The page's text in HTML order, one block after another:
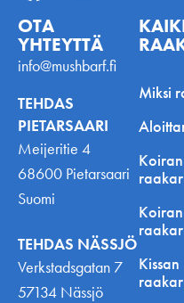
OTA
YHTEYTTÄ
info@mushbarf.fi
TEHDAS
PIETARSAARI
Meijeritie 4
68600 Pietarsaari
Suomi
TEHDAS NÄSSJÖ
Verkstadsgatan 7
57134 Nässjö
Miksi
Koiran
Kissan